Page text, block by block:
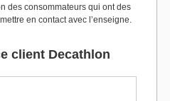
des consommateurs qui ont des
en contact avec l’enseigne.
client Decathlon